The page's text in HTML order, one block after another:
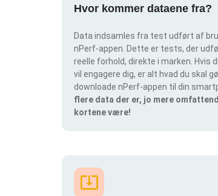
Hvor kommer dataene fra?
Data indsamles fra test udført af
nPerf-appen. Dette er tests, der
reelle forhold, direkte i marken. Hvis
vil engagere dig, er alt hvad du skal
downloade nPerf-appen til din
flere data der er, jo mere
kortene være!